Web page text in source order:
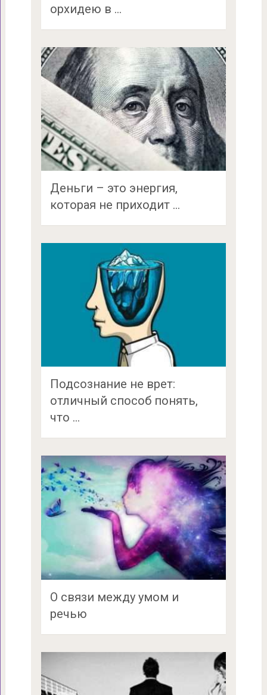
орхидею в …
Деньги – это энергия,
которая не приходит …
Подсознание не врет:
отличный способ понять,
что …
О связи между умом и
речью